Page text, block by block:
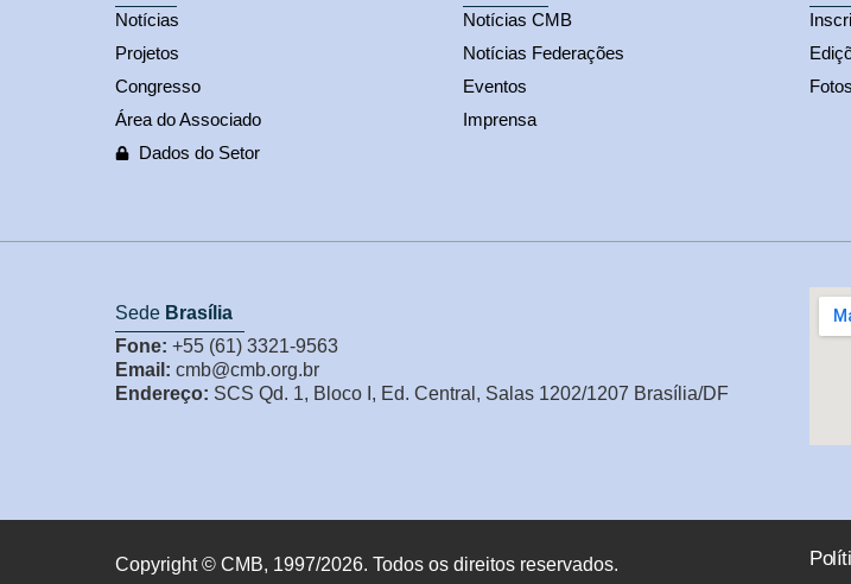
Notícias
Projetos
Congresso
Área do Associado
Dados do Setor
Notícias CMB
Notícias Federações
Eventos
Imprensa
Fotos
Sede Brasília
Fone: +55 (61) 3321-9563
Email: cmb@cmb.org.br
Endereço: SCS Qd. 1, Bloco I, Ed. Central, Salas 1202/1207 Brasília/DF
Copyright © CMB, 1997/2026. Todos os direitos reservados.